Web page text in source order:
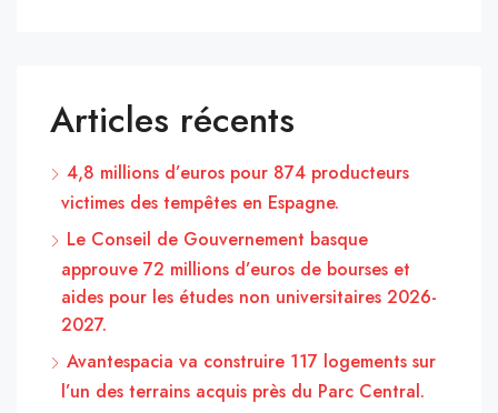
Articles récents
4,8 millions d’euros pour 874 producteurs
victimes des tempêtes en Espagne.
Le Conseil de Gouvernement basque
approuve 72 millions d’euros de bourses et
aides pour les études non universitaires 2026-
2027.
Avantespacia va construire 117 logements sur
l’un des terrains acquis près du Parc Central.